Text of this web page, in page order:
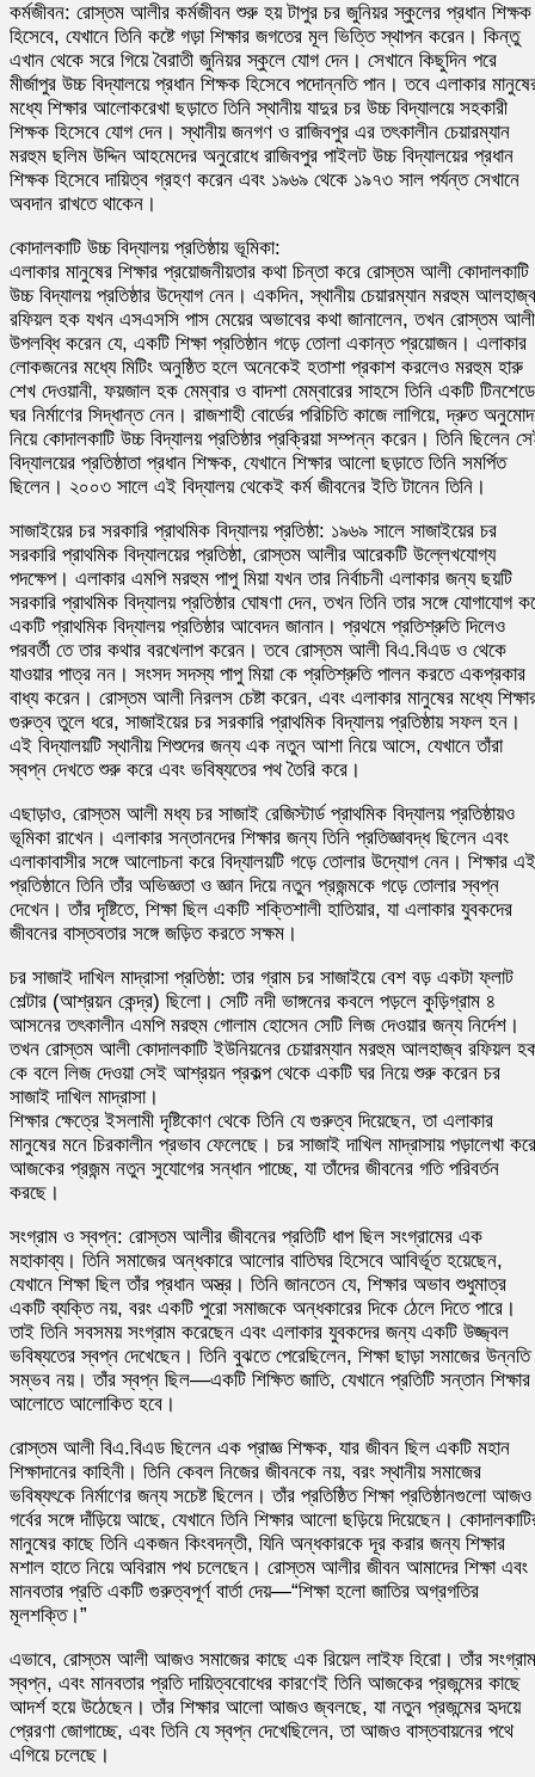
কর্মজীবন: রোস্তম আলীর কর্মজীবন শুরু হয় টাপুর চর জুনিয়র স্কুলের প্রধান শিক্ষক
হিসেবে, যেখানে তিনি কষ্টে গড়া শিক্ষার জগতের মূল ভিত্তি স্থাপন করেন। কিন্তু
এখান থেকে সরে গিয়ে বৈরাতী জুনিয়র স্কুলে যোগ দেন। সেখানে কিছুদিন পরে
মীর্জাপুর উচ্চ বিদ্যালয়ে প্রধান শিক্ষক হিসেবে পদোন্নতি পান। তবে এলাকার
মধ্যে শিক্ষার আলোকরেখা ছড়াতে তিনি স্থানীয় যাদুর চর উচ্চ বিদ্যালয়ে সহকারী
শিক্ষক হিসেবে যোগ দেন। স্থানীয় জনগণ ও রাজিবপুর এর তৎকালীন চেয়ারম্যান
মরহুম ছলিম উদ্দিন আহমেদের অনুরোধে রাজিবপুর পাইলট উচ্চ বিদ্যালয়ের প্রধান
শিক্ষক হিসেবে দায়িত্ব গ্রহণ করেন এবং ১৯৬৯ থেকে ১৯৭৩ সাল পর্যন্ত সেখানে
অবদান রাখতে থাকেন।
কোদালকাটি উচ্চ বিদ্যালয় প্রতিষ্ঠায় ভূমিকা:
এলাকার মানুষের শিক্ষার প্রয়োজনীয়তার কথা চিন্তা করে রোস্তম আলী কোদালকাটি
উচ্চ বিদ্যালয় প্রতিষ্ঠার উদ্যোগ নেন। একদিন, স্থানীয় চেয়ারম্যান মরহুম আলহাজ্ব
রফিয়ল হক যখন এসএসসি পাস মেয়ের অভাবের কথা জানালেন, তখন রোস্তম আলী
উপলব্ধি করেন যে, একটি শিক্ষা প্রতিষ্ঠান গড়ে তোলা একান্ত প্রয়োজন। এলাকার
লোকজনের মধ্যে মিটিং অনুষ্ঠিত হলে অনেকেই হতাশা প্রকাশ করলেও মরহুম হারু
শেখ দেওয়ানী, ফয়জাল হক মেম্বার ও বাদশা মেম্বারের সাহসে তিনি একটি
ঘর নির্মাণের সিদ্ধান্ত নেন। রাজশাহী বোর্ডের পরিচিতি কাজে লাগিয়ে, দ্রুত
নিয়ে কোদালকাটি উচ্চ বিদ্যালয় প্রতিষ্ঠার প্রক্রিয়া সম্পন্ন করেন। তিনি ছিলেন
বিদ্যালয়ের প্রতিষ্ঠাতা প্রধান শিক্ষক, যেখানে শিক্ষার আলো ছড়াতে তিনি সমর্পিত
ছিলেন। ২০০৩ সালে এই বিদ্যালয় থেকেই কর্ম জীবনের ইতি টানেন তিনি।
সাজাইয়ের চর সরকারি প্রাথমিক বিদ্যালয় প্রতিষ্ঠা: ১৯৬৯ সালে সাজাইয়ের চর
সরকারি প্রাথমিক বিদ্যালয়ের প্রতিষ্ঠা, রোস্তম আলীর আরেকটি উল্লেখযোগ্য
পদক্ষেপ। এলাকার এমপি মরহুম পাপু মিয়া যখন তার নির্বাচনী এলাকার জন্য ছয়টি
সরকারি প্রাথমিক বিদ্যালয় প্রতিষ্ঠার ঘোষণা দেন, তখন তিনি তার সঙ্গে যোগাযোগ
একটি প্রাথমিক বিদ্যালয় প্রতিষ্ঠার আবেদন জানান। প্রথমে প্রতিশ্রুতি দিলেও
পরবর্তী তে তার কথার বরখেলাপ করেন। তবে রোস্তম আলী বিএ.বিএড ও থেকে
যাওয়ার পাত্র নন। সংসদ সদস্য পাপু মিয়া কে প্রতিশ্রুতি পালন করতে একপ্রকার
বাধ্য করেন। রোস্তম আলী নিরলস চেষ্টা করেন, এবং এলাকার মানুষের মধ্যে
গুরুত্ব তুলে ধরে, সাজাইয়ের চর সরকারি প্রাথমিক বিদ্যালয় প্রতিষ্ঠায় সফল হন।
এই বিদ্যালয়টি স্থানীয় শিশুদের জন্য এক নতুন আশা নিয়ে আসে, যেখানে তাঁরা
স্বপ্ন দেখতে শুরু করে এবং ভবিষ্যতের পথ তৈরি করে।
এছাড়াও, রোস্তম আলী মধ্য চর সাজাই রেজিস্টার্ড প্রাথমিক বিদ্যালয় প্রতিষ্ঠায়ও
ভূমিকা রাখেন। এলাকার সন্তানদের শিক্ষার জন্য তিনি প্রতিজ্ঞাবদ্ধ ছিলেন এবং
এলাকাবাসীর সঙ্গে আলোচনা করে বিদ্যালয়টি গড়ে তোলার উদ্যোগ নেন। শিক্ষার এই
প্রতিষ্ঠানে তিনি তাঁর অভিজ্ঞতা ও জ্ঞান দিয়ে নতুন প্রজন্মকে গড়ে তোলার স্বপ্ন
দেখেন। তাঁর দৃষ্টিতে, শিক্ষা ছিল একটি শক্তিশালী হাতিয়ার, যা এলাকার যুবকদের
জীবনের বাস্তবতার সঙ্গে জড়িত করতে সক্ষম।
চর সাজাই দাখিল মাদ্রাসা প্রতিষ্ঠা: তার গ্রাম চর সাজাইয়ে বেশ বড় একটা ফ্লাট
শেল্টার (আশ্রয়ন কেন্দ্র) ছিলো। সেটি নদী ভাঙ্গনের কবলে পড়লে কুড়িগ্রাম ৪
আসনের তৎকালীন এমপি মরহুম গোলাম হোসেন সেটি লিজ দেওয়ার জন্য নির্দেশ।
তখন রোস্তম আলী কোদালকাটি ইউনিয়নের চেয়ারম্যান মরহুম আলহাজ্ব রফিয়ল
কে বলে লিজ দেওয়া সেই আশ্রয়ন প্রকল্প থেকে একটি ঘর নিয়ে শুরু করেন চর
সাজাই দাখিল মাদ্রাসা।
শিক্ষার ক্ষেত্রে ইসলামী দৃষ্টিকোণ থেকে তিনি যে গুরুত্ব দিয়েছেন, তা এলাকার
মানুষের মনে চিরকালীন প্রভাব ফেলেছে। চর সাজাই দাখিল মাদ্রাসায় পড়ালেখা করে
আজকের প্রজন্ম নতুন সুযোগের সন্ধান পাচ্ছে, যা তাঁদের জীবনের গতি পরিবর্তন
করছে।
সংগ্রাম ও স্বপ্ন: রোস্তম আলীর জীবনের প্রতিটি ধাপ ছিল সংগ্রামের এক
মহাকাব্য। তিনি সমাজের অন্ধকারে আলোর বাতিঘর হিসেবে আবির্ভূত হয়েছেন,
যেখানে শিক্ষা ছিল তাঁর প্রধান অস্ত্র। তিনি জানতেন যে, শিক্ষার অভাব শুধুমাত্র
একটি ব্যক্তি নয়, বরং একটি পুরো সমাজকে অন্ধকারের দিকে ঠেলে দিতে পারে।
তাই তিনি সবসময় সংগ্রাম করেছেন এবং এলাকার যুবকদের জন্য একটি উজ্জ্বল
ভবিষ্যতের স্বপ্ন দেখেছেন। তিনি বুঝতে পেরেছিলেন, শিক্ষা ছাড়া সমাজের উন্নতি
সম্ভব নয়। তাঁর স্বপ্ন ছিল—একটি শিক্ষিত জাতি, যেখানে প্রতিটি সন্তান শিক্ষার
আলোতে আলোকিত হবে।
রোস্তম আলী বিএ.বিএড ছিলেন এক প্রাজ্ঞ শিক্ষক, যার জীবন ছিল একটি মহান
শিক্ষাদানের কাহিনী। তিনি কেবল নিজের জীবনকে নয়, বরং স্থানীয় সমাজের
ভবিষ্যৎকে নির্মাণের জন্য সচেষ্ট ছিলেন। তাঁর প্রতিষ্ঠিত শিক্ষা প্রতিষ্ঠানগুলো আজও
গর্বের সঙ্গে দাঁড়িয়ে আছে, যেখানে তিনি শিক্ষার আলো ছড়িয়ে দিয়েছেন।
মানুষের কাছে তিনি একজন কিংবদন্তী, যিনি অন্ধকারকে দূর করার জন্য শিক্ষার
মশাল হাতে নিয়ে অবিরাম পথ চলেছেন। রোস্তম আলীর জীবন আমাদের শিক্ষা এবং
মানবতার প্রতি একটি গুরুত্বপূর্ণ বার্তা দেয়—“শিক্ষা হলো জাতির অগ্রগতির
মূলশক্তি।”
এভাবে, রোস্তম আলী আজও সমাজের কাছে এক রিয়েল লাইফ হিরো। তাঁর
স্বপ্ন, এবং মানবতার প্রতি দায়িত্ববোধের কারণেই তিনি আজকের প্রজন্মের কাছে
আদর্শ হয়ে উঠেছেন। তাঁর শিক্ষার আলো আজও জ্বলছে, যা নতুন প্রজন্মের হৃদয়ে
প্রেরণা জোগাচ্ছে, এবং তিনি যে স্বপ্ন দেখেছিলেন, তা আজও বাস্তবায়নের পথে
এগিয়ে চলেছে।